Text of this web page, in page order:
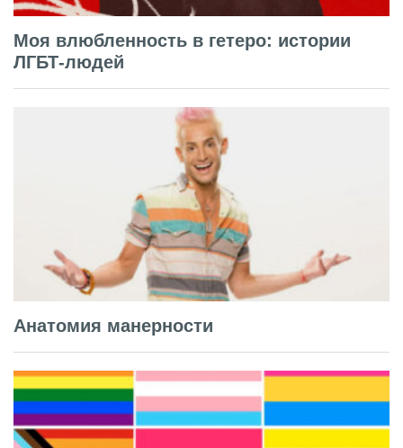
Моя влюбленность в гетеро: истории
ЛГБТ-людей
Анатомия манерности